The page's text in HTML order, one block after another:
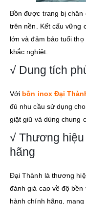
Bồn được trang bị chân
trên nền. Kết cấu vững
lớn và đảm bảo tuổi
khắc nghiệt.
√ Dung tích
Với bồn inox Đại
đủ nhu cầu sử dụng
giặt giũ và dùng chung
√ Thương
hãng
Đại Thành là thương
đánh giá cao về độ
hành chính hãng,